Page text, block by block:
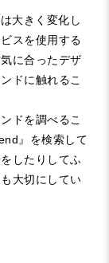
大きく変化し
スを使用する
に合ったデザ
ドに触れるこ
ドを調べるこ
』を検索して
したりしてふ
大切にしてい